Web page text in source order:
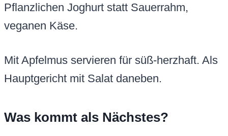
Pflanzlichen Joghurt statt Sauerrahm,
veganen Käse.
Mit Apfelmus servieren für süß-herzhaft. Als
Hauptgericht mit Salat daneben.
Was kommt als Nächstes?